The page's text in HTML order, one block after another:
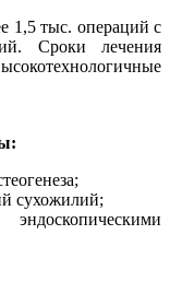
1,5 тыс. операций с
Сроки лечения
сухожилий;